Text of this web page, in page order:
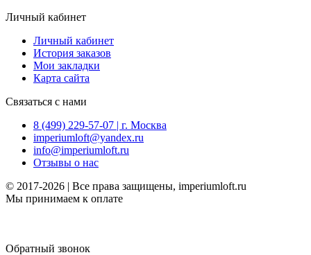
Личный кабинет
Личный кабинет
История заказов
Мои закладки
Карта сайта
Связаться с нами
8 (499) 229-57-07 | г. Москва
imperiumloft@yandex.ru
info@imperiumloft.ru
Отзывы о нас
© 2017-2026 | Все права защищены, imperiumloft.ru
Мы принимаем к оплате
Обратный звонок